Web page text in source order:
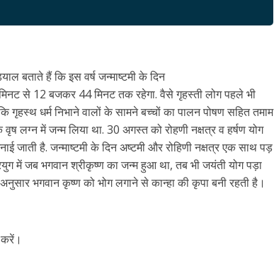
बताते हैं कि इस वर्ष जन्माष्टमी के दिन
से 12 बजकर 44 मिनट तक रहेगा. वैसे गृहस्ती लोग पहले भी
गृहस्थ धर्म निभाने वालों के सामने बच्चों का पालन पोषण सहित तमाम
वृष लग्न में जन्म लिया था. 30 अगस्त को रोहणी नक्षत्र व हर्षण योग
जाती है. जन्माष्टमी के दिन अष्टमी और रोहिणी नक्षत्र एक साथ पड़
में जब भगवान श्रीकृष्ण का जन्म हुआ था, तब भी जयंती योग पड़ा
भगवान कृष्ण को भोग लगाने से कान्हा की कृपा बनी रहती है।